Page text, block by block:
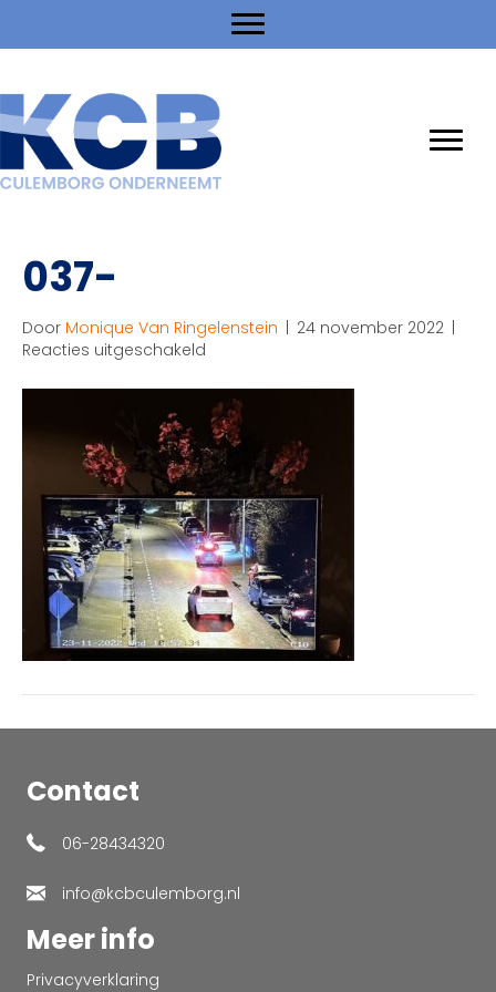
037-
Door Monique Van Ringelenstein | 24 november 2022 |
Reacties uitgeschakeld
Contact
06-28434320
info@kcbculemborg.nl
Meer info
Privacyverklaring